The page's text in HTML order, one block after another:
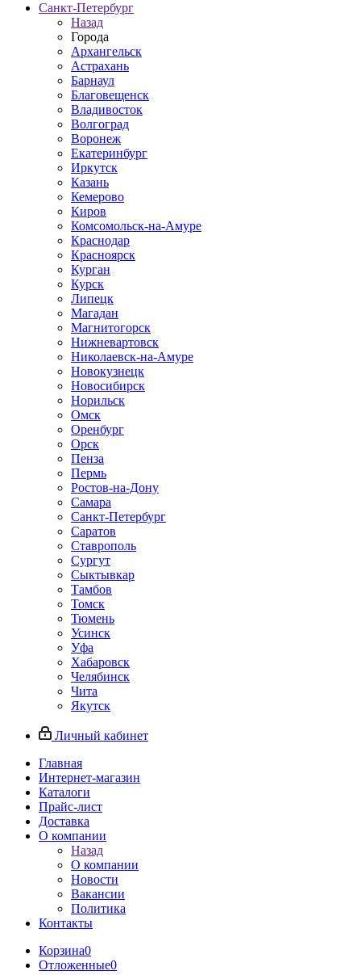
Санкт-Петербург
Назад
Города
Архангельск
Астрахань
Барнаул
Благовещенск
Владивосток
Волгоград
Воронеж
Екатеринбург
Иркутск
Казань
Кемерово
Киров
Комсомольск-на-Амуре
Краснодар
Красноярск
Курган
Курск
Липецк
Магадан
Магнитогорск
Нижневартовск
Николаевск-на-Амуре
Новокузнецк
Новосибирск
Норильск
Омск
Оренбург
Орск
Пенза
Пермь
Ростов-на-Дону
Самара
Санкт-Петербург
Саратов
Ставрополь
Сургут
Сыктывкар
Тамбов
Томск
Тюмень
Усинск
Уфа
Хабаровск
Челябинск
Чита
Якутск
Личный кабинет
Главная
Интернет-магазин
Каталоги
Прайс-лист
Доставка
О компании
Назад
О компании
Новости
Вакансии
Политика
Контакты
Корзина0
Отложенные0